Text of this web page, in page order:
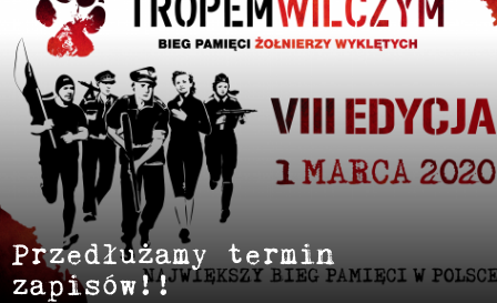
Przedłużamy termin
zapisów!!